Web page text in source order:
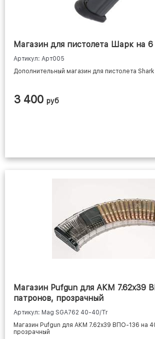
Магазин для пистолета Шарк на 6
Артикул: Арт005
Дополнительный магазин для пистолета
3 400 руб
Магазин Pufgun для АКМ 7.62x39
патронов, прозрачный
Артикул: Mag SGA762 40-40/Tr
Магазин Pufgun для АКМ 7.62x39 ВПО-136 на
прозрачный